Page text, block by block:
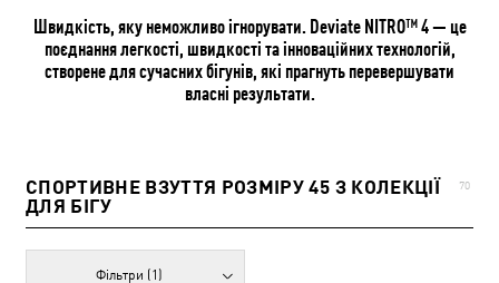
Швидкість, яку неможливо ігнорувати. Deviate NITRO™ 4 — це
поєднання легкості, швидкості та інноваційних технологій,
створене для сучасних бігунів, які прагнуть перевершувати
власні результати.
СПОРТИВНЕ ВЗУТТЯ РОЗМІРУ 45 З КОЛЕКЦІЇ
ДЛЯ БІГУ
70
Фільтри (1)